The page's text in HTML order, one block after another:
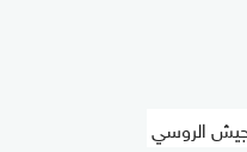
الروسي